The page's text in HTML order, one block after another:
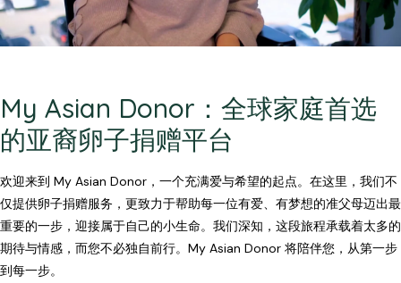
My Asian Donor：全球家庭首选
的亚裔卵子捐赠平台
欢迎来到 My Asian Donor，一个充满爱与希望的起点。在这里，我们不
仅提供卵子捐赠服务，更致力于帮助每一位有爱、有梦想的准父母迈出最
重要的一步，迎接属于自己的小生命。我们深知，这段旅程承载着太多的
期待与情感，而您不必独自前行。My Asian Donor 将陪伴您，从第一步
到每一步。